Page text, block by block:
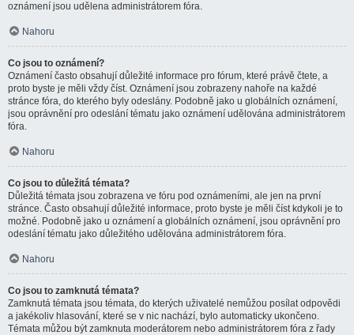
oznámení jsou udělena administrátorem fóra.
Nahoru
Co jsou to oznámení?
Oznámení často obsahují důležité informace pro fórum, které právě čtete, a
proto byste je měli vždy číst. Oznámení jsou zobrazeny nahoře na každé
stránce fóra, do kterého byly odeslány. Podobně jako u globálních oznámení,
jsou oprávnění pro odeslání tématu jako oznámení udělována administrátorem
fóra.
Nahoru
Co jsou to důležitá témata?
Důležitá témata jsou zobrazena ve fóru pod oznámeními, ale jen na první
stránce. Často obsahují důležité informace, proto byste je měli číst kdykoli je to
možné. Podobně jako u oznámení a globálních oznámení, jsou oprávnění pro
odeslání tématu jako důležitého udělována administrátorem fóra.
Nahoru
Co jsou to zamknutá témata?
Zamknutá témata jsou témata, do kterých uživatelé nemůžou posílat odpovědi
a jakékoliv hlasování, které se v nic nachází, bylo automaticky ukončeno.
Témata můžou být zamknuta moderátorem nebo administrátorem fóra z řady